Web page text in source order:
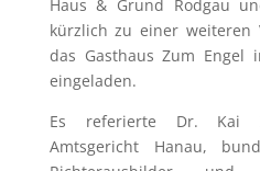
Haus & Grund Rodgau
kürzlich zu einer weiteren
das Gasthaus Zum Engel
eingeladen.
Es referierte Dr. Kai
Amtsgericht Hanau,